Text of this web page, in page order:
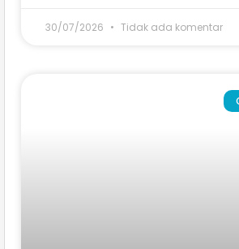
30/07/2026 Tidak ada komentar